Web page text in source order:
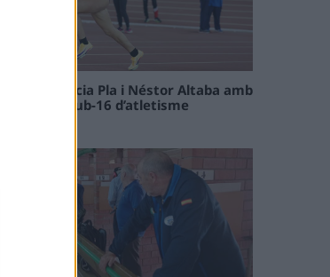
Patrícia Pla i Néstor Altaba amb
catalana sub-16 d’atletisme